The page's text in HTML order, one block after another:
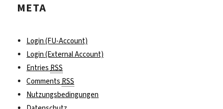
META
Login (FU-Account)
Login (External Account)
Entries RSS
Comments RSS
Nutzungsbedingungen